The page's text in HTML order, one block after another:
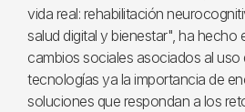
vida real: rehabilitación
salud digital y bienestar", ha hecho
cambios sociales asociados al uso
tecnologías ya la importancia de
soluciones que respondan a los